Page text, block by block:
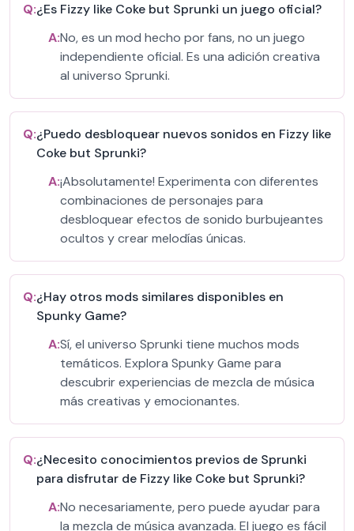
Q:¿Es Fizzy like Coke but Sprunki un juego oficial?
A:No, es un mod hecho por fans, no un juego
independiente oficial. Es una adición creativa
al universo Sprunki.
Q:¿Puedo desbloquear nuevos sonidos en Fizzy like
Coke but Sprunki?
A:¡Absolutamente! Experimenta con diferentes
combinaciones de personajes para
desbloquear efectos de sonido burbujeantes
ocultos y crear melodías únicas.
Q:¿Hay otros mods similares disponibles en
Spunky Game?
A:Sí, el universo Sprunki tiene muchos mods
temáticos. Explora Spunky Game para
descubrir experiencias de mezcla de música
más creativas y emocionantes.
Q:¿Necesito conocimientos previos de Sprunki
para disfrutar de Fizzy like Coke but Sprunki?
A:No necesariamente, pero puede ayudar para
la mezcla de música avanzada. El juego es fácil